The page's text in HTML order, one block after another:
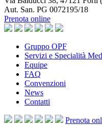
Aut. San. PG 0072195/18
Prenota online
Gruppo OPF
Servizi e Specialità
Equipe
FAQ
Convenzioni
News
Contatti
Prenota